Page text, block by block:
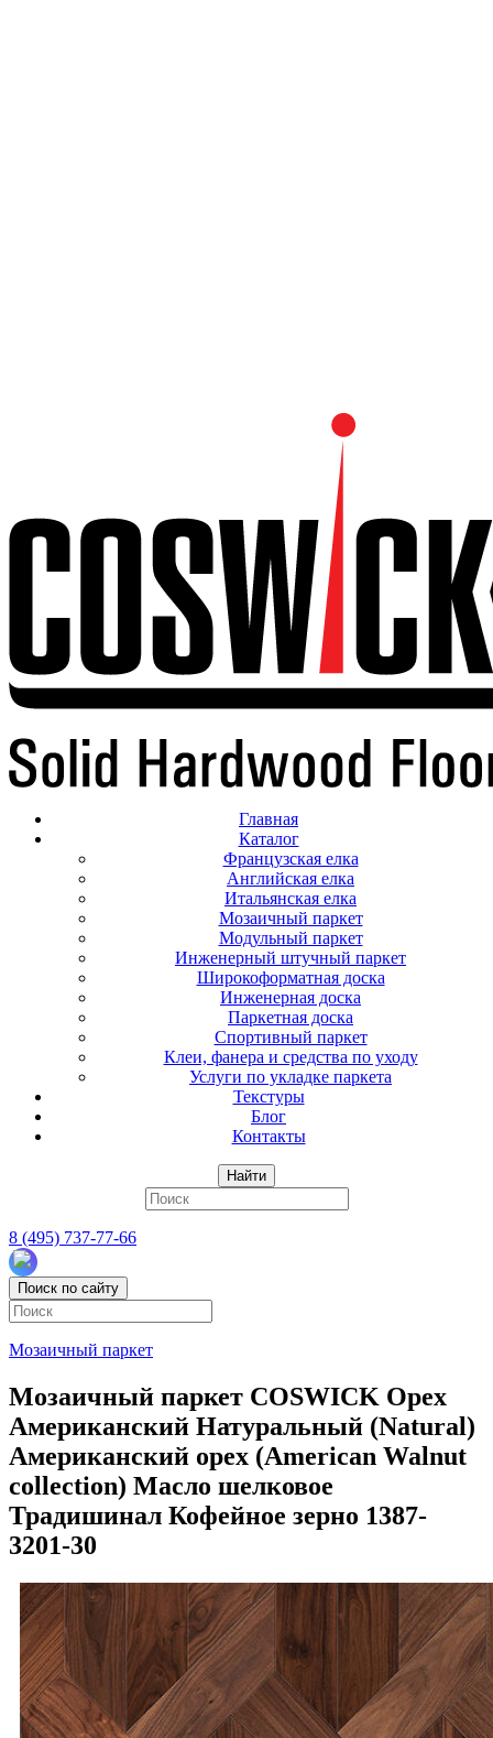
Главная
Каталог
Французская елка
Английская елка
Итальянская елка
Мозаичный паркет
Модульный паркет
Инженерный штучный паркет
Широкоформатная доска
Инженерная доска
Паркетная доска
Спортивный паркет
Клеи, фанера и средства по уходу
Услуги по укладке паркета
Текстуры
Блог
Контакты
Найти
8 (495) 737-77-66
Поиск по сайту
Мозаичный паркет
Мозаичный паркет COSWICK Орех
Американский Натуральный (Natural)
Американский орех (American Walnut
collection) Масло шелковое
Традишинал Кофейное зерно 1387-
3201-30